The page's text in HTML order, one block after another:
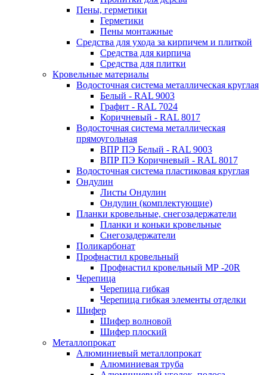
Пены, герметики
Герметики
Пены монтажные
Средства для ухода за кирпичем и плиткой
Средства для кирпича
Средства для плитки
Кровельные материалы
Водосточная система металлическая круглая
Белый - RAL 9003
Графит - RAL 7024
Коричневый - RAL 8017
Водосточная система металлическая
прямоугольная
ВПР ПЭ Белый - RAL 9003
ВПР ПЭ Коричневый - RAL 8017
Водосточная система пластиковая круглая
Ондулин
Листы Ондулин
Ондулин (комплектующие)
Планки кровельные, снегозадержатели
Планки и коньки кровельные
Снегозадержатели
Поликарбонат
Профнастил кровельный
Профнастил кровельный МР -20R
Черепица
Черепица гибкая
Черепица гибкая элементы отделки
Шифер
Шифер волновой
Шифер плоский
Металлопрокат
Алюминиевый металлопрокат
Алюминиевая труба